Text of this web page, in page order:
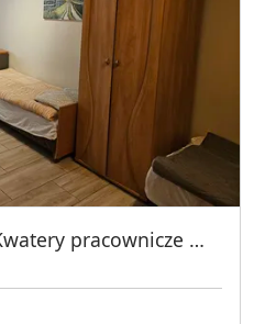
Noclegi Marcello | Kwatery pracownicze Warszawa